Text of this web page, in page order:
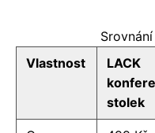
Vlastnost
LACK
stolek